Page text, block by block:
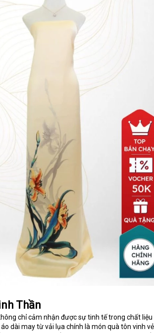
Thần
chỉ cảm nhận được sự tinh tế trong chất liệu
dài may từ vải lụa chính là món quà tôn vinh